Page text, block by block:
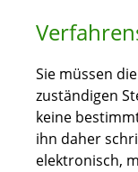
Sie müssen
zuständigen
keine
ihn daher
elektronisch,